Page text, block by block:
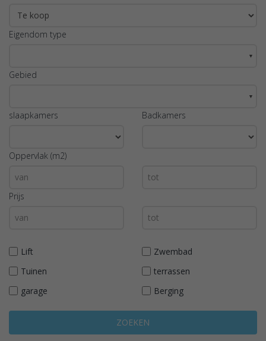
Eigendom type
▼
Gebied
▼
slaapkamers Badkamers
Oppervlak (m2)
Prijs
Lift
Zwembad
Tuinen
terrassen
garage
Berging
ZOEKEN